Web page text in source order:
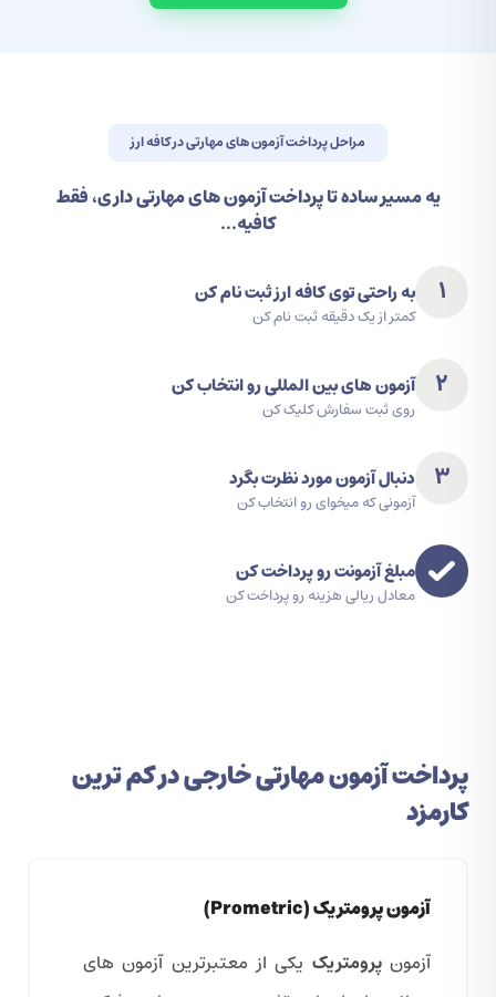
مراحل پرداخت آزمون های مهارتی در کافه ارز
یه مسیر ساده تا پرداخت آزمون های مهارتی داری، فقط
کافیه...
1 به راحتی توی کافه ارز ثبت نام کن
کمتر از یک دقیقه ثبت نام کن
2 آزمون های بین المللی رو انتخاب کن
روی ثبت سفارش کلیک کن
3 دنبال آزمون مورد نظرت بگرد
آزمونی که میخوای رو انتخاب کن
مبلغ آزمونت رو پرداخت کن
معادل ریالی هزینه رو پرداخت کن
پرداخت آزمون مهارتی خارجی در کم ترین
کارمزد
آزمون پرومتریک (Prometric)
آزمونپرومتریک یکی از معتبرترین آزمون های